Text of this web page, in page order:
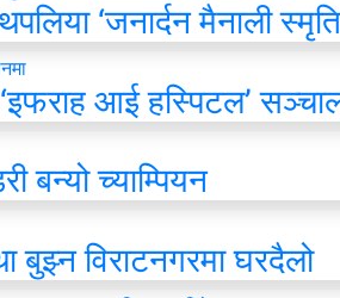
‘जनार्दन मैनाली
आई हस्पिटल’
बन्यो च्याम्पियन
बुझ्न विराटनगरमा घरदैलो